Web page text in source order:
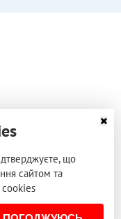
що
сайтом та
cookies